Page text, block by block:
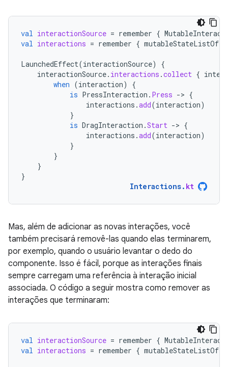
val interactionSource = remember {
val interactions = remember {
LaunchedEffect(interactionSource)
{
interactionSource. interactions .collect {
when (interaction)
{
is PressInteraction . Press -> {
interactions .add(interaction)
}
is DragInteraction .Start -> {
interactions .add(interaction)
}
}
}
}
Interactions. kt
Mas, além de adicionar as novas interações, você
também precisará removê-las quando elas terminarem,
por exemplo, quando o usuário levantar o dedo do
componente. Isso é fácil, porque as interações finais
sempre carregam uma referência à interação inicial
associada. O código a seguir mostra como remover as
interações que terminaram:
val interactionSource = remember {
val interactions = remember {